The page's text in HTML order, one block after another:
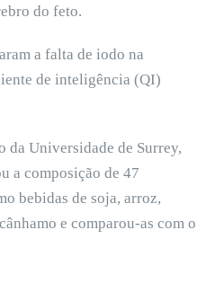
do feto.
a falta de iodo na
de inteligência (QI)
da Universidade de Surrey,
a composição de 47
bebidas de soja, arroz,
e comparou-as com o